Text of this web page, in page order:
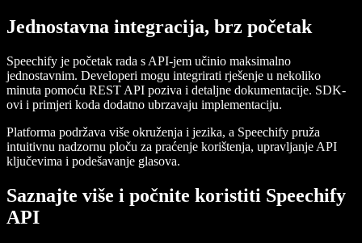
Jednostavna integracija, brz početak
Speechify je početak rada s API-jem učinio maksimalno
jednostavnim. Developeri mogu integrirati rješenje u nekoliko
minuta pomoću REST API poziva i detaljne dokumentacije. SDK-
ovi i primjeri koda dodatno ubrzavaju implementaciju.
Platforma podržava više okruženja i jezika, a Speechify pruža
intuitivnu nadzornu ploču za praćenje korištenja, upravljanje API
ključevima i podešavanje glasova.
Saznajte više i počnite koristiti Speechify
API